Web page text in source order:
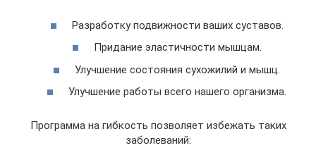
Разработку подвижности ваших суставов.
Придание эластичности мышцам.
Улучшение состояния сухожилий и мышц.
Улучшение работы всего нашего организма.
Программа на гибкость позволяет избежать таких
заболеваний: